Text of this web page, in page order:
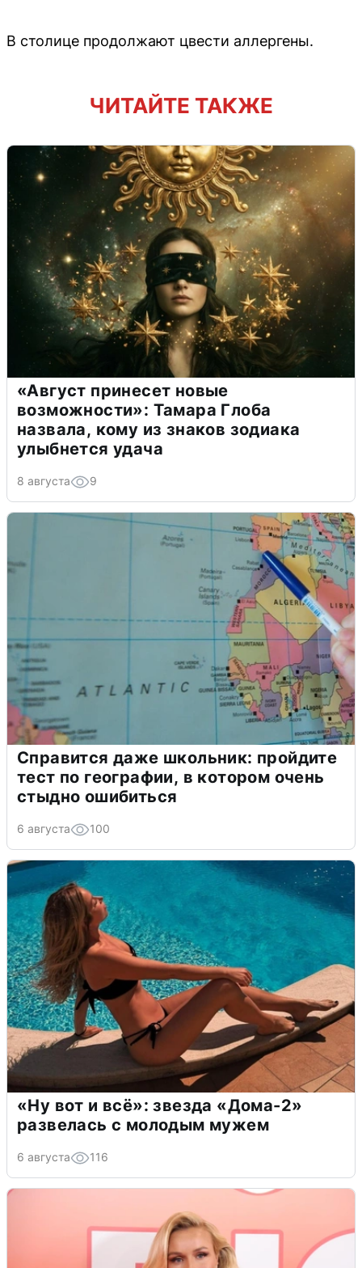
В столице продолжают цвести аллергены.
ЧИТАЙТЕ ТАКЖЕ
«Август принесет новые
возможности»: Тамара Глоба
назвала, кому из знаков зодиака
улыбнется удача
8 августа 9
Справится даже школьник: пройдите
тест по географии, в котором очень
стыдно ошибиться
6 августа 100
«Ну вот и всё»: звезда «Дома-2»
развелась с молодым мужем
6 августа 116